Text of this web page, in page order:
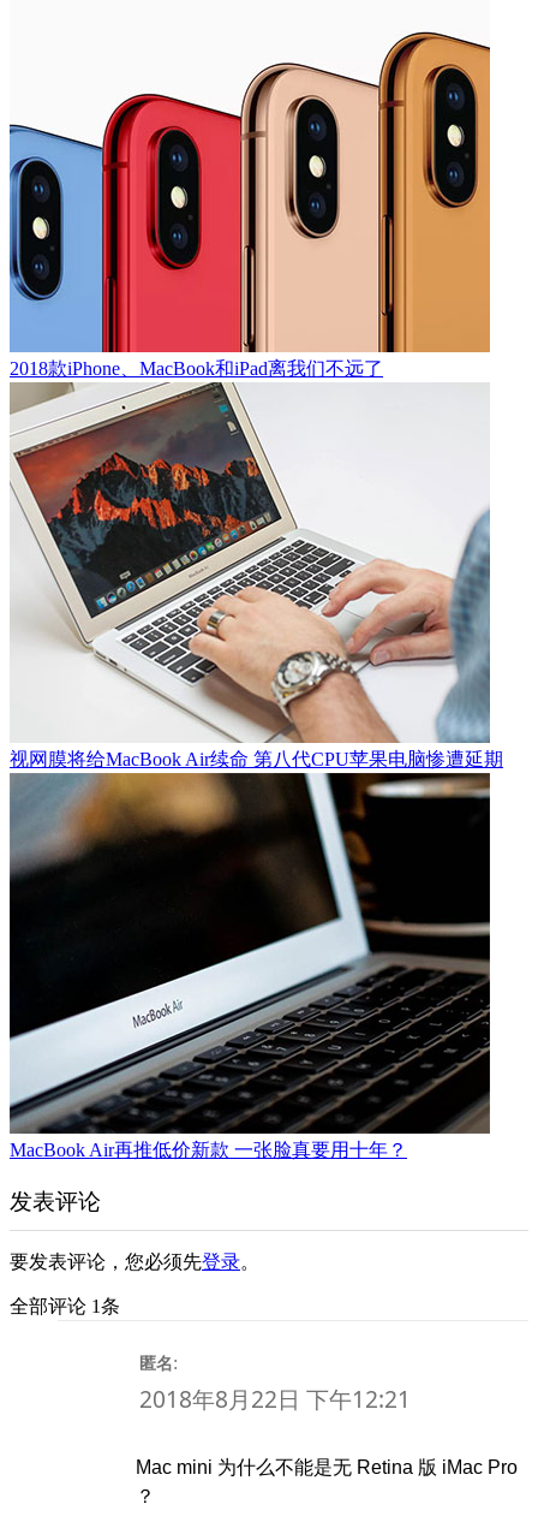
2018款iPhone、MacBook和iPad离我们不远了
视网膜将给MacBook Air续命 第八代CPU苹果电脑惨遭延期
MacBook Air再推低价新款 一张脸真要用十年？
发表评论
要发表评论，您必须先登录。
全部评论 1条
匿名:
2018年8月22日 下午12:21
Mac mini 为什么不能是无 Retina 版 iMac Pro
？